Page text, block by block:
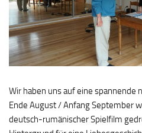
Wir haben uns auf eine spannende
Ende August / Anfang September
deutsch-rumänischer Spielfilm